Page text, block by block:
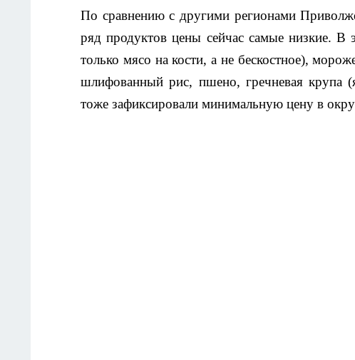
По сравнению с другими регионами
ряд продуктов цены сейчас самые низкие. В
только мясо на кости, а не бескостное),
шлифованный рис, пшено, гречневая крупа
тоже зафиксировали минимальную цену в